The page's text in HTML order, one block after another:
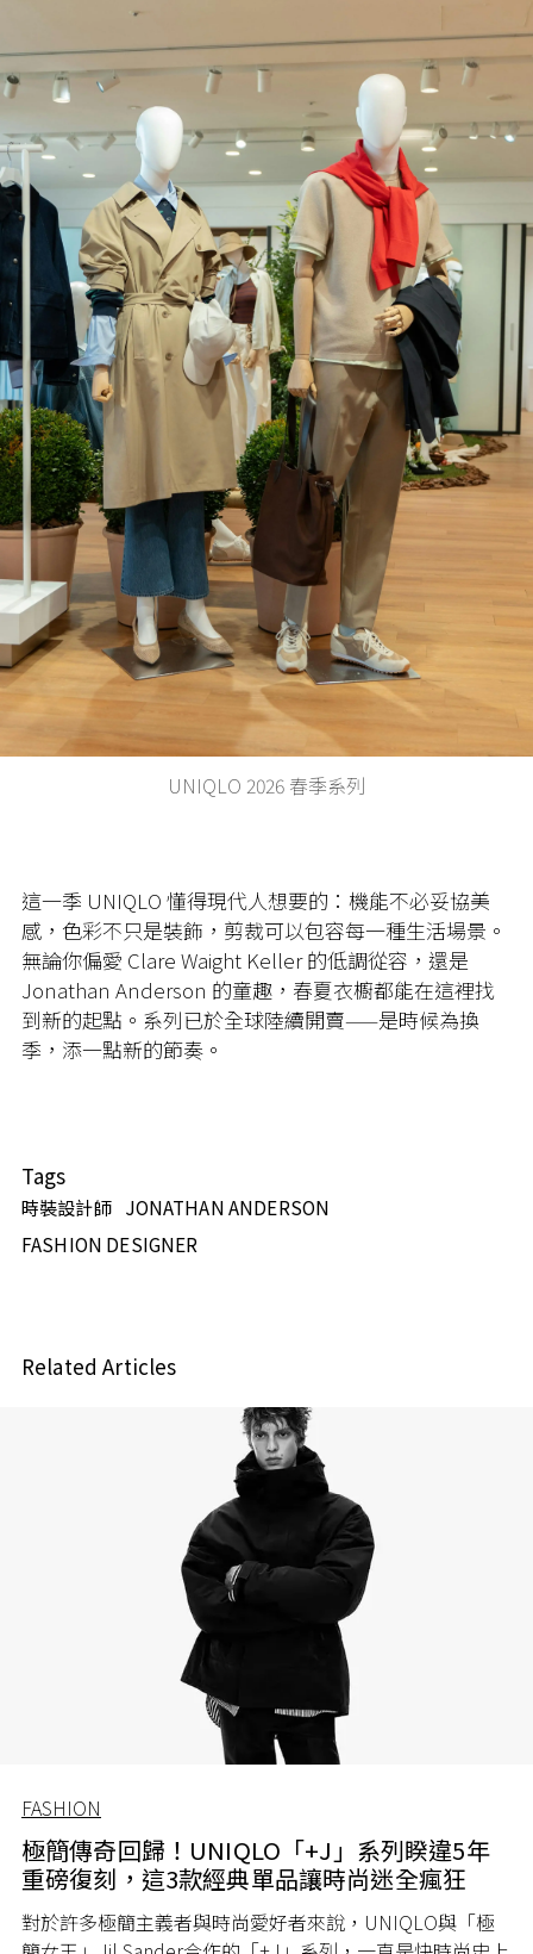
UNIQLO 2026 春季系列
這一季 UNIQLO 懂得現代人想要的：機能不必妥協美
感，色彩不只是裝飾，剪裁可以包容每一種生活場景。
無論你偏愛 Clare Waight Keller 的低調從容，還是
Jonathan Anderson 的童趣，春夏衣櫥都能在這裡找
到新的起點。系列已於全球陸續開賣——是時候為換
季，添一點新的節奏。
Tags
時裝設計師 JONATHAN ANDERSON
FASHION DESIGNER
Related Articles
FASHION
極簡傳奇回歸！UNIQLO「+J」系列睽違5年
重磅復刻，這3款經典單品讓時尚迷全瘋狂
對於許多極簡主義者與時尚愛好者來說，UNIQLO與「極